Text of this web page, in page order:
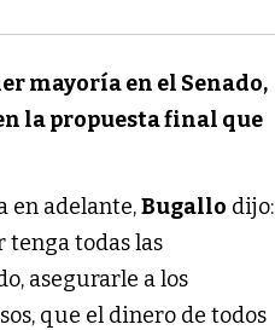
mayoría en el Senado,
la propuesta final que
en adelante,Bugallo dijo:
tenga todas las
asegurarle a los
que el dinero de todos